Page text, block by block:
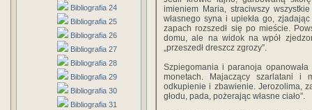
Bibliografia 24
Bibliografia 25
Bibliografia 26
Bibliografia 27
Bibliografia 28
Bibliografia 29
Bibliografia 30
Bibliografia 31
imieniem Maria, straciwszy
własnego syna i upiekła go,
zapach rozszedł się po mieście.
domu, ale na widok na wpół
„przeszedł dreszcz zgrozy”.
Szpiegomania i paranoja
monetach. Majaczący szarlatani i
odkupienie i zbawienie. Jerozolima,
głodu, pada, pożerając własne ciało”.